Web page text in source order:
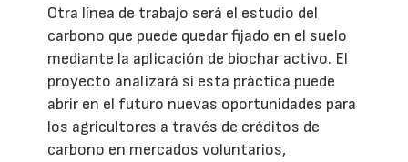
Otra línea de trabajo será el estudio del
carbono que puede quedar fijado en el suelo
mediante la aplicación de biochar activo. El
proyecto analizará si esta práctica puede
abrir en el futuro nuevas oportunidades para
los agricultores a través de créditos de
carbono en mercados voluntarios,